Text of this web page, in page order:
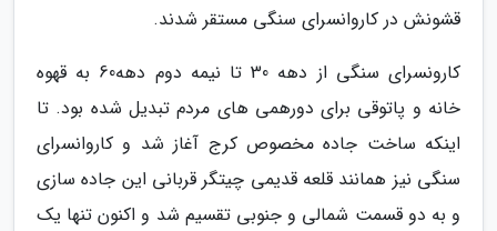
قشونش در کاروانسرای سنگی مستقر شدند.
کارونسرای سنگی از دهه 30 تا نیمه دوم دهه60 به قهوه
خانه و پاتوقی برای دورهمی های مردم تبدیل شده بود. تا
اینکه ساخت جاده مخصوص کرج آغاز شد و کاروانسرای
سنگی نیز همانند قلعه قدیمی چیتگر قربانی این جاده سازی
و به دو قسمت شمالی و جنوبی تقسیم شد و اکنون تنها یک